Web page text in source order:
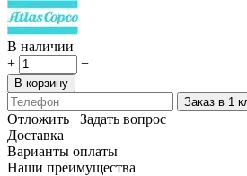
В наличии
+
−
В корзину
Заказ в 1
Отложить
Задать вопрос
Доставка
Варианты оплаты
Наши преимущества